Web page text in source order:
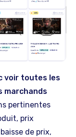
voir toutes les
marchands
pertinentes
prix
de prix,